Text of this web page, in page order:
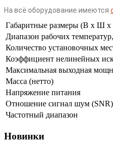
На всё оборудование имеются
Габаритные размеры (В х Ш х
Диапазон рабочих
Количество установочных
Коэффициент нелинейных
Максимальная выходная
Масса (нетто)
Напряжение питания
Отношение сигнал шум (SNR)
Частотный диапазон
Новинки